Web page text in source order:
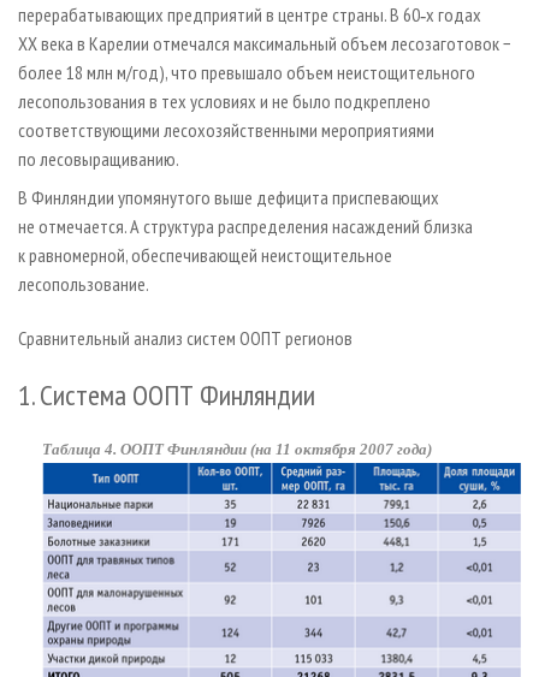
перерабатывающих предприятий в центре страны. В 60‑х годах
XX века в Карелии отмечался максимальный объем лесозаготовок −
более 18 млн м/год), что превышало объем неистощительного
лесопользования в тех условиях и не было подкреплено
соответствующими лесохозяйственными мероприятиями
по лесовыращиванию.
В Финляндии упомянутого выше дефицита приспевающих
не отмечается. А структура распределения насаждений близка
к равномерной, обеспечивающей неистощительное
лесопользование.
Сравнительный анализ систем ООПТ регионов
1. Система ООПТ Финляндии
Таблица 4. ООПТ Финляндии (на 11 октября 2007 года)